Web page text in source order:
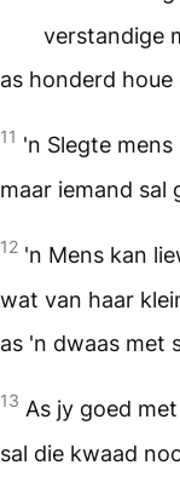
verstandige
as honderd
11 'n Slegte
maar iemand sal
12 'n Mens kan
wat van haar
as 'n dwaas met
13 As jy goed
sal die kwaad